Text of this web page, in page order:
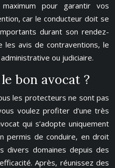
pour garantir vos
car le conducteur doit se
durant son rendez-
les avis de contraventions, le
ou judiciaire.
bon avocat ?
les protecteurs ne sont pas
voulez profiter d’une très
qui s’adopte uniquement
permis de conduire, en droit
divers domaines depuis des
Après, réunissez des